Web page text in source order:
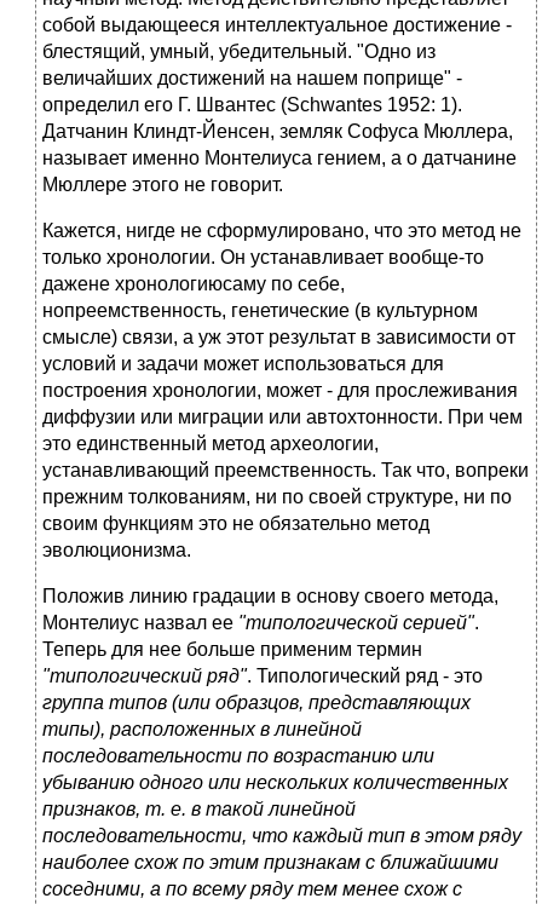
собой выдающееся интеллектуальное достижение -
блестящий, умный, убедительный. "Одно из
величайших достижений на нашем поприще" -
определил его Г. Швантес (Schwantes 1952: 1).
Датчанин Клиндт-Йенсен, земляк Софуса Мюллера,
называет именно Монтелиуса гением, а о датчанине
Мюллере этого не говорит.
Кажется, нигде не сформулировано, что это метод не
только хронологии. Он устанавливает вообще-то
дажене хронологиюсаму по себе,
нопреемственность, генетические (в культурном
смысле) связи, а уж этот результат в зависимости от
условий и задачи может использоваться для
построения хронологии, может - для прослеживания
диффузии или миграции или автохтонности. При чем
это единственный метод археологии,
устанавливающий преемственность. Так что, вопреки
прежним толкованиям, ни по своей структуре, ни по
своим функциям это не обязательно метод
эволюционизма.
Положив линию градации в основу своего метода,
Монтелиус назвал ее "типологической серией".
Теперь для нее больше применим термин
"типологический ряд". Типологический ряд - это
группа типов (или образцов, представляющих
типы), расположенных в линейной
последовательности по возрастанию или
убыванию одного или нескольких количественных
признаков, т. е. в такой линейной
последовательности, что каждый тип в этом ряду
наиболее схож по этим признакам с ближайшими
соседними, а по всему ряду тем менее схож с